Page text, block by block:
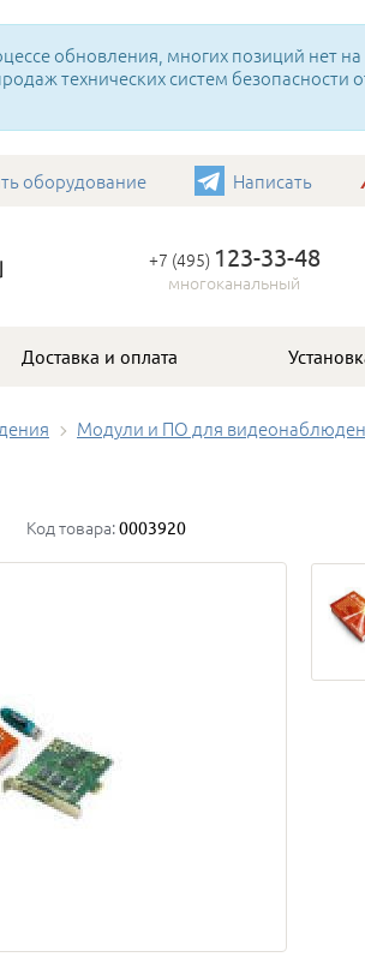
обновления, многих позиций нет
технических систем
оборудование Написать
+7 (495) 123-33-48
многоканальный
Доставка и оплата
Модули и ПО для
Код товара:0003920